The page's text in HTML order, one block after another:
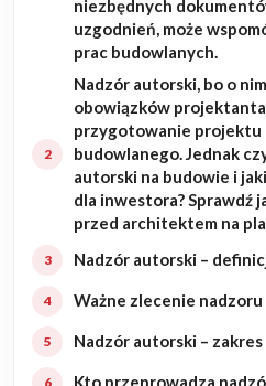
Rozbudowa
Remonty
Budynki biurowe
Realizacje
Referencje
Filmy
niezbędnych
uzgodnień, może
prac budowlanych.
Nadzór autorski, bo o
obowiązków
przygotowanie
budowlanego. Jednak
autorski na budowie i
dla inwestora? Sprawdź
przed architektem na
Nadzór autorski –
Ważne zlecenie
Nadzór autorski –
Kto przeprowadza